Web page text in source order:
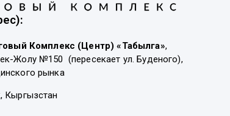
Комплекс (Центр) «Табылга»,
Жолу №150 (пересекает ул. Буденого),
рынка
Кыргызстан